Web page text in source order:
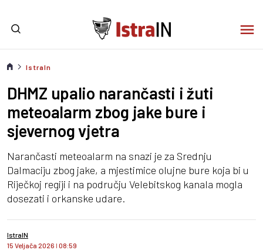
IstraIn
DHMZ upalio narančasti i žuti
meteoalarm zbog jake bure i
sjevernog vjetra
Narančasti meteoalarm na snazi je za Srednju
Dalmaciju zbog jake, a mjestimice olujne bure koja bi u
Riječkoj regiji i na području Velebitskog kanala mogla
dosezati i orkanske udare.
IstraIN
15 Veljača 2026 I 08:59